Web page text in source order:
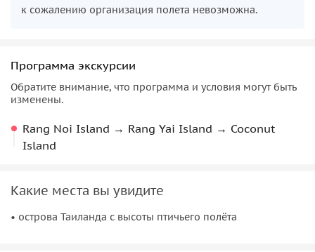
к сожалению организация полета невозможна.
Программа экскурсии
Обратите внимание, что программа и условия могут быть
изменены.
Rang Noi Island → Rang Yai Island → Coconut
Island
Какие места вы увидите
• острова Таиланда с высоты птичьего полёта